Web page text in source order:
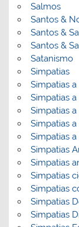
Salmos
Santos &
Santos &
Santos &
Satanismo
Simpatias
Simpatias
Simpatias
Simpatias a
Simpatias
Simpatias
Simpatias
Simpatias
Simpatias
Simpatias
Simpatias
Simpatias